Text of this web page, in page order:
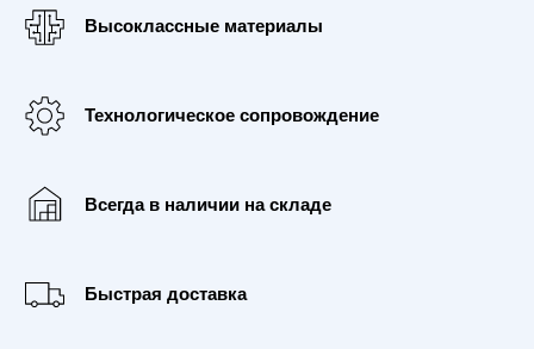
Высоклассные материалы
Технологическое сопровождение
Всегда в наличии на складе
Быстрая доставка